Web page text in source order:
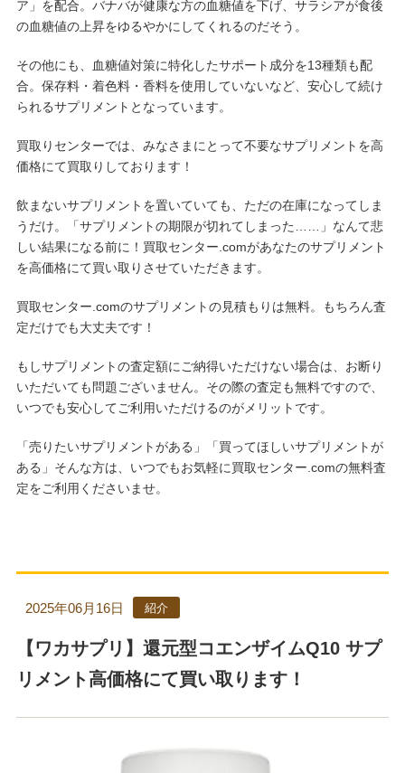
ア」を配合。バナバが健康な方の血糖値を下げ、サラシアが食後
の血糖値の上昇をゆるやかにしてくれるのだそう。
その他にも、血糖値対策に特化したサポート成分を13種類も配
合。保存料・着色料・香料を使用していないなど、安心して続け
られるサプリメントとなっています。
買取りセンターでは、みなさまにとって不要なサプリメントを高
価格にて買取りしております！
飲まないサプリメントを置いていても、ただの在庫になってしま
うだけ。「サプリメントの期限が切れてしまった……」なんて悲
しい結果になる前に！買取センター.comがあなたのサプリメント
を高価格にて買い取りさせていただきます。
買取センター.comのサプリメントの見積もりは無料。もちろん査
定だけでも大丈夫です！
もしサプリメントの査定額にご納得いただけない場合は、お断り
いただいても問題ございません。その際の査定も無料ですので、
いつでも安心してご利用いただけるのがメリットです。
「売りたいサプリメントがある」「買ってほしいサプリメントが
ある」そんな方は、いつでもお気軽に買取センター.comの無料査
定をご利用くださいませ。
【ワカサプリ】還元型コエンザイムQ10 サプ
リメント高価格にて買い取ります！
2025年06月16日 紹介